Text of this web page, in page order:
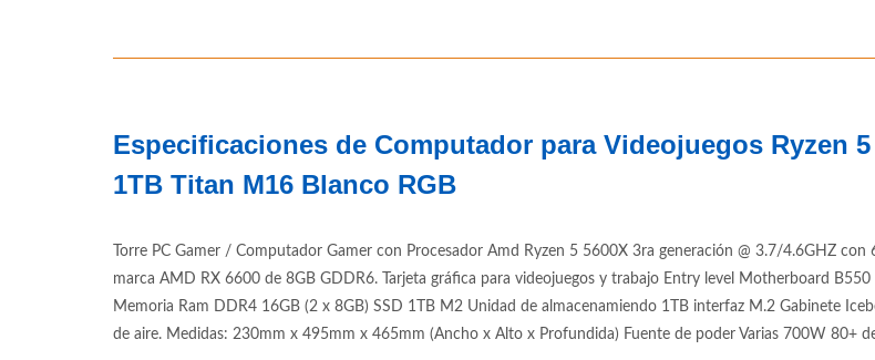
Especificaciones de Computador para Videojuegos Ryzen 5
1TB Titan M16 Blanco RGB
Torre PC Gamer / Computador Gamer con Procesador Amd Ryzen 5 5600X 3ra generación @ 3.7/4.6GHZ
marca AMD RX 6600 de 8GB GDDR6. Tarjeta gráfica para videojuegos y trabajo Entry level Motherboard
Memoria Ram DDR4 16GB (2 x 8GB) SSD 1TB M2 Unidad de almacenamiendo 1TB interfaz M.2 Gabinete
de aire. Medidas: 230mm x 495mm x 465mm (Ancho x Alto x Profundida) Fuente de poder Varias 700W 80+